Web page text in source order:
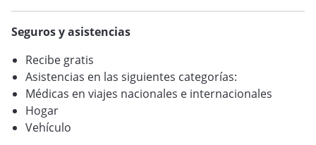
Seguros y asistencias
Recibe gratis
Asistencias en las siguientes categorías:
Médicas en viajes nacionales e internacionales
Hogar
Vehículo